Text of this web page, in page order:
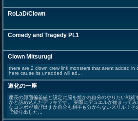
RoLaD/Clown
Comedy and Tragedy Pt.1
Clown Mitsurugi
there are 2 clown crew link monsters that arent added in
here cause its unadded will ad...
道化の一座
座長の顔面偏差値と設定に脳を焼かれ自分のやりたい戦術
かと詰め込んだデッキです。 実際にデュエルが始まってみ
なコンボが飛び出すか自分も相手も分からないスリル！そ
で繰り出した...